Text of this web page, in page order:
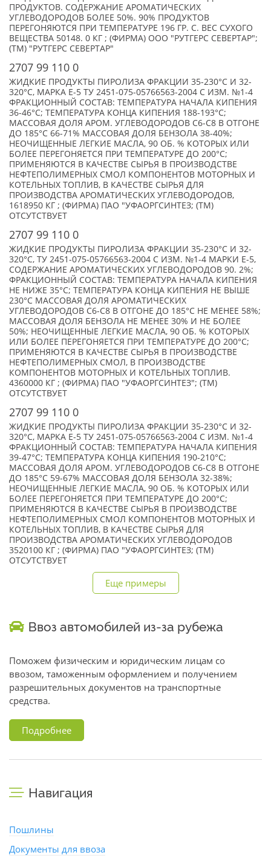
ПРОДУКТОВ. СОДЕРЖАНИЕ АРОМАТИЧЕСКИХ
УГЛЕВОДОРОДОВ БОЛЕЕ 50%. 90% ПРОДУКТОВ
ПЕРЕГОНЯЮТСЯ ПРИ ТЕМПЕРАТУРЕ 196 ГР. С. ВЕС СУХОГО
ВЕЩЕСТВА 50148. 0 КГ ; (ФИРМА) ООО "РУТГЕРС СЕВЕРТАР";
(TM) "РУТГЕРС СЕВЕРТАР"
2707 99 110 0
ЖИДКИЕ ПРОДУКТЫ ПИРОЛИЗА ФРАКЦИИ 35-230°C И 32-
320°C, МАРКА Е-5 ТУ 2451-075-05766563-2004 С ИЗМ. №1-4
ФРАКЦИОННЫЙ СОСТАВ: ТЕМПЕРАТУРА НАЧАЛА КИПЕНИЯ
36-46°C; ТЕМПЕРАТУРА КОНЦА КИПЕНИЯ 188-193°C;
МАССОВАЯ ДОЛЯ АРОМ. УГЛЕВОДОРОДОВ С6-С8 В ОТГОНЕ
ДО 185°C 66-71% МАССОВАЯ ДОЛЯ БЕНЗОЛА 38-40%;
НЕОЧИЩЕННЫЕ ЛЕГКИЕ МАСЛА, 90 ОБ. % КОТОРЫХ ИЛИ
БОЛЕЕ ПЕРЕГОНЯЕТСЯ ПРИ ТЕМПЕРАТУРЕ ДО 200°С;
ПРИМЕНЯЮТСЯ В КАЧЕСТВЕ СЫРЬЯ В ПРОИЗВОДСТВЕ
НЕФТЕПОЛИМЕРНЫХ СМОЛ КОМПОНЕНТОВ МОТОРНЫХ И
КОТЕЛЬНЫХ ТОПЛИВ, В КАЧЕСТВЕ СЫРЬЯ ДЛЯ
ПРОИЗВОДСТВА АРОМАТИЧЕСКИХ УГЛЕВОДОРОДОВ,
1618950 КГ ; (ФИРМА) ПАО "УФАОРГСИНТЕЗ; (TM)
ОТСУТСТВУЕТ
2707 99 110 0
ЖИДКИЕ ПРОДУКТЫ ПИРОЛИЗА ФРАКЦИИ 35-230°C И 32-
320°C, ТУ 2451-075-05766563-2004 С ИЗМ. №1-4 МАРКИ Е-5,
СОДЕРЖАНИЕ АРОМАТИЧЕСКИХ УГЛЕВОДОРОДОВ 90. 2%;
ФРАКЦИОННЫЙ СОСТАВ: ТЕМПЕРАТУРА НАЧАЛА КИПЕНИЯ
НЕ НИЖЕ 35°C; ТЕМПЕРАТУРА КОНЦА КИПЕНИЯ НЕ ВЫШЕ
230°C МАССОВАЯ ДОЛЯ АРОМАТИЧЕСКИХ
УГЛЕВОДОРОДОВ С6-С8 В ОТГОНЕ ДО 185°C НЕ МЕНЕЕ 58%;
МАССОВАЯ ДОЛЯ БЕНЗОЛА НЕ МЕНЕЕ 30% И НЕ БОЛЕЕ
50%; НЕОЧИЩЕННЫЕ ЛЕГКИЕ МАСЛА, 90 ОБ. % КОТОРЫХ
ИЛИ БОЛЕЕ ПЕРЕГОНЯЕТСЯ ПРИ ТЕМПЕРАТУРЕ ДО 200°С;
ПРИМЕНЯЮТСЯ В КАЧЕСТВЕ СЫРЬЯ В ПРОИЗВОДСТВЕ
НЕФТЕПОЛИМЕРНЫХ СМОЛ, В ПРОИЗВОДСТВЕ
КОМПОНЕНТОВ МОТОРНЫХ И КОТЕЛЬНЫХ ТОПЛИВ.
4360000 КГ ; (ФИРМА) ПАО "УФАОРГСИНТЕЗ"; (TM)
ОТСУТСТВУЕТ
2707 99 110 0
ЖИДКИЕ ПРОДУКТЫ ПИРОЛИЗА ФРАКЦИИ 35-230°C И 32-
320°C, МАРКА Е-5 ТУ 2451-075-05766563-2004 С ИЗМ. №1-4
ФРАКЦИОННЫЙ СОСТАВ: ТЕМПЕРАТУРА НАЧАЛА КИПЕНИЯ
39-47°C; ТЕМПЕРАТУРА КОНЦА КИПЕНИЯ 190-210°C;
МАССОВАЯ ДОЛЯ АРОМ. УГЛЕВОДОРОДОВ С6-С8 В ОТГОНЕ
ДО 185°C 59-67% МАССОВАЯ ДОЛЯ БЕНЗОЛА 32-38%;
НЕОЧИЩЕННЫЕ ЛЕГКИЕ МАСЛА, 90 ОБ. % КОТОРЫХ ИЛИ
БОЛЕЕ ПЕРЕГОНЯЕТСЯ ПРИ ТЕМПЕРАТУРЕ ДО 200°С;
ПРИМЕНЯЮТСЯ В КАЧЕСТВЕ СЫРЬЯ В ПРОИЗВОДСТВЕ
НЕФТЕПОЛИМЕРНЫХ СМОЛ КОМПОНЕНТОВ МОТОРНЫХ И
КОТЕЛЬНЫХ ТОПЛИВ, В КАЧЕСТВЕ СЫРЬЯ ДЛЯ
ПРОИЗВОДСТВА АРОМАТИЧЕСКИХ УГЛЕВОДОРОДОВ
3520100 КГ ; (ФИРМА) ПАО "УФАОРГСИНТЕЗ; (TM)
ОТСУТСТВУЕТ
Еще примеры
Ввоз автомобилей из-за рубежа
Поможем физическим и юридическим лицам со
ввозом, таможенным оформлением и получением
разрешительных документов на транспортные
средства.
Подробнее
Навигация
Пошлины
Документы для ввоза